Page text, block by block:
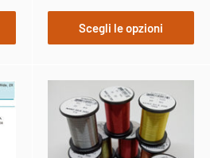
Scegli le opzioni